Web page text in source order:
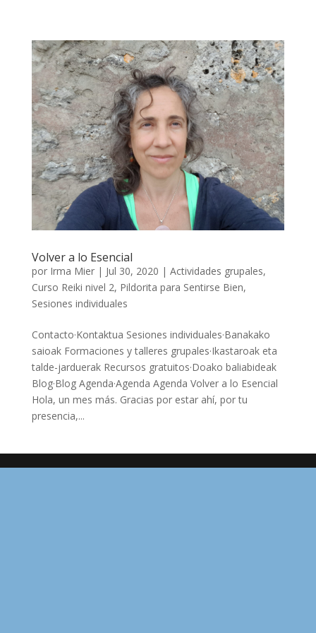
Volver a lo Esencial
por Irma Mier| Jul 30, 2020 | Actividades grupales,
Curso Reiki nivel 2, Pildorita para Sentirse Bien,
Sesiones individuales
Contacto·Kontaktua Sesiones individuales·Banakako
saioak Formaciones y talleres grupales·Ikastaroak eta
talde-jarduerak Recursos gratuitos·Doako baliabideak
Blog·Blog Agenda·Agenda Agenda Volver a lo Esencial
Hola, un mes más. Gracias por estar ahí, por tu
presencia,...